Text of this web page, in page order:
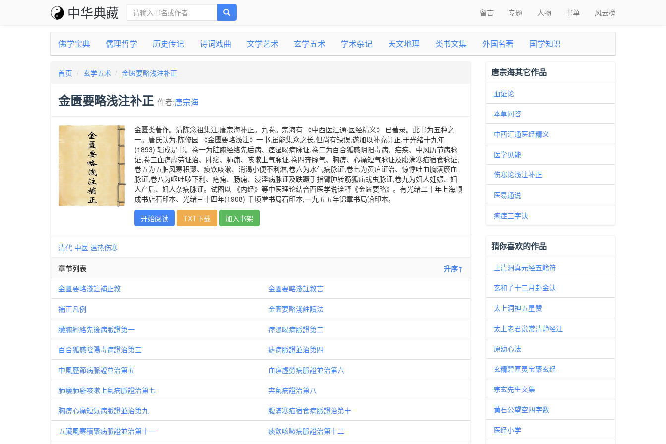
中华典藏 留言 专题 人物 书单 风云榜
佛学宝典 儒理哲学 历史传记 诗词戏曲 文学艺术 玄学五术 学术杂记 天文地理 类书文集 外国名著 国学知识
首页 玄学五术 金匮要略浅注补正
金匮要略浅注补正 作者:唐宗海
金匮类著作。清陈念祖集注,唐宗海补正。九卷。宗海有 《中西医汇通·医经精义》 已著录。此书为五种之
一。唐氏认为,陈修园 《金匮要略浅注》一书,虽能集众之长,但尚有缺误,遂加以补充订正,于光绪十九年
(1893) 辑成是书。卷一为脏腑经络先后病、痉湿暍病脉证,卷二为百合狐惑阴阳毒病、疟疾、中风历节病脉
证,卷三血痹虚劳证治、肺痿、肺痈、咳嗽上气脉证,卷四奔豚气、胸痹、心痛短气脉证及腹满寒疝宿食脉证,
卷五为五脏风寒积聚、痰饮咳嗽、消渴小便不利淋,卷六为水气病脉证,卷七为黄疸证治、惊悸吐血胸满瘀血
脉证,卷八为呕吐哕下利、疮痈、肠痈、浸淫病脉证及趺蹶手指臂肿转筋狐疝蚘虫脉证,卷九为妇人妊娠、妇
人产后、妇人杂病脉证。试图以 《内经》等中医理论结合西医学说诠释《金匮要略》。有光绪二十年上海顺
成书店石印本、光绪三十四年(1908) 千顷堂书局石印本,一九五五年锦章书局铅印本。
开始阅读
TXT下载 加入书架
清代 中医 温热伤寒
章节列表 升序↑
金匱要略淺註補正敘 金匱要略淺註敘言
補正凡例 金匱要略淺註讀法
臟腑經絡先後病脈證第一 痙濕暍病脈證第二
百合狐惑陰陽毒病證治第三 瘧病脈證並治第四
中風歷節病脈證並治第五 血痹虛勞病脈證並治第六
肺痿肺癰咳嗽上氣病脈證治第七 奔氣病證治第八
胸痹心痛短氣病脈證並治第九 腹滿寒疝宿食病脈證治第十
五臟風寒積聚病脈證並治第十一 痰飲咳嗽病脈證治第十二
唐宗海其它作品
血证论
本草问答
中西汇通医经精义
医学见能
伤寒论浅注补正
医易通说
痢症三字诀
猜你喜欢的作品
上清洞真元经五籍符
玄和子十二月卦金诀
太上洞神五星赞
太上老君说常清静经注
原幼心法
玄精碧匣灵宝聚玄经
宗玄先生文集
黄石公望空四字数
医经小学